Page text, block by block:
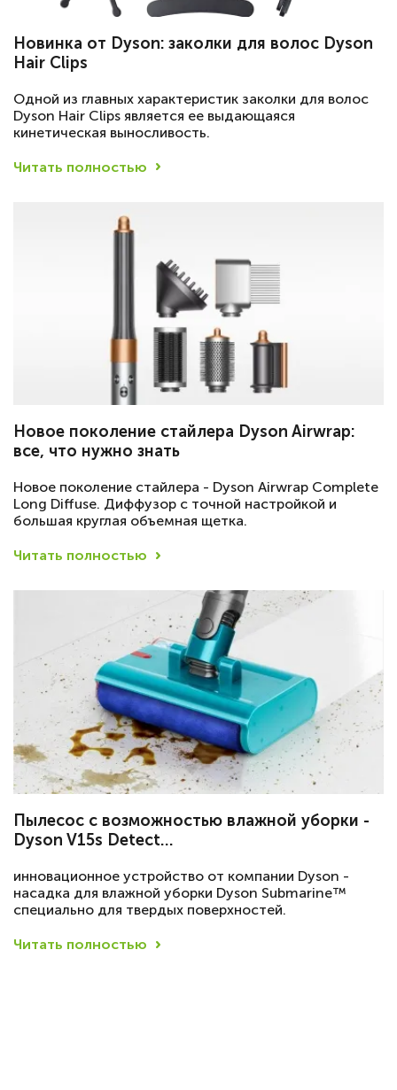
Новинка от Dyson: заколки для волос Dyson
Hair Clips
Одной из главных характеристик заколки для волос
Dyson Hair Clips является ее выдающаяся
кинетическая выносливость.
Читать полностью
Новое поколение стайлера Dyson Airwrap:
все, что нужно знать
Новое поколение стайлера - Dyson Airwrap Complete
Long Diffuse. Диффузор с точной настройкой и
большая круглая объемная щетка.
Читать полностью
Пылесос с возможностью влажной уборки -
Dyson V15s Detect…
инновационное устройство от компании Dyson -
насадка для влажной уборки Dyson Submarine™
специально для твердых поверхностей.
Читать полностью